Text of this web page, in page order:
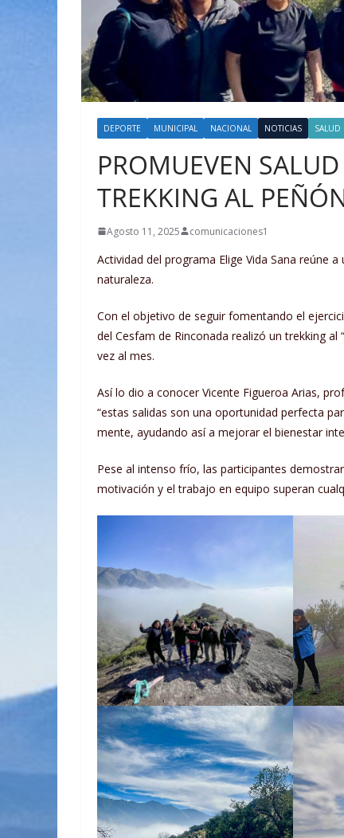
DEPORTE MUNICIPAL NACIONAL NOTICIAS SALUD
PROMUEVEN
TREKKING AL
Agosto 11, 2025 comunicaciones1
Actividad del programa Elige Vida Sana reúne
naturaleza.
Con el objetivo de seguir fomentando el
del Cesfam de Rinconada realizó un trekking al
vez al mes.
Así lo dio a conocer Vicente Figueroa Arias,
“estas salidas son una oportunidad perfecta
mente, ayudando así a mejorar el bienestar
Pese al intenso frío, las participantes
motivación y el trabajo en equipo superan